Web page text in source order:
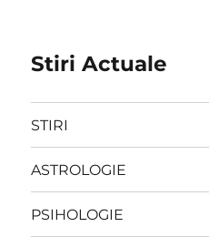
Stiri Actuale
STIRI
ASTROLOGIE
PSIHOLOGIE